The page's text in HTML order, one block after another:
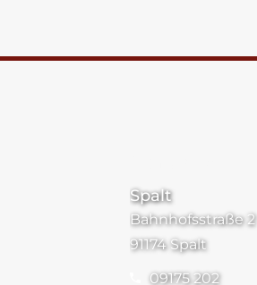
Spalt
Bahnhofsstraße 2
91174 Spalt
09175 202